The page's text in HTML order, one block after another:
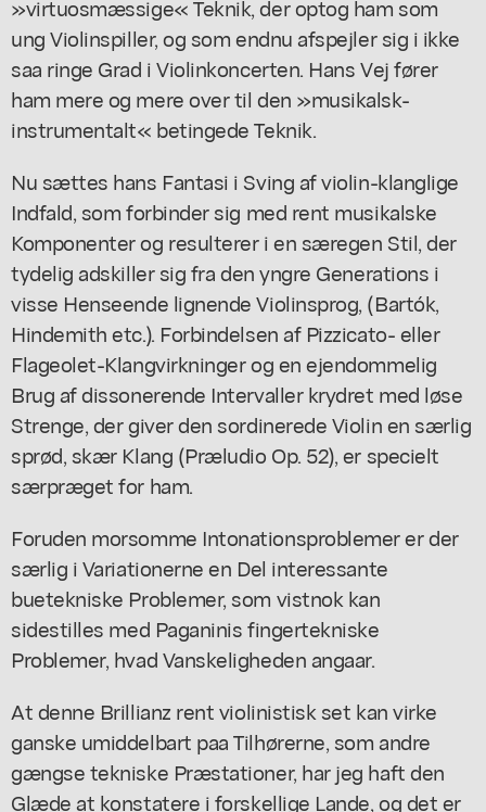
»virtuosmæssige« Teknik, der optog ham som
ung Violinspiller, og som endnu afspejler sig i ikke
saa ringe Grad i Violinkoncerten. Hans Vej fører
ham mere og mere over til den »musikalsk-
instrumentalt« betingede Teknik.
Nu sættes hans Fantasi i Sving af violin-klanglige
Indfald, som forbinder sig med rent musikalske
Komponenter og resulterer i en særegen Stil, der
tydelig adskiller sig fra den yngre Generations i
visse Henseende lignende Violinsprog, (Bartók,
Hindemith etc.). Forbindelsen af Pizzicato- eller
Flageolet-Klangvirkninger og en ejendommelig
Brug af dissonerende Intervaller krydret med løse
Strenge, der giver den sordinerede Violin en særlig
sprød, skær Klang (Præludio Op. 52), er specielt
særpræget for ham.
Foruden morsomme Intonationsproblemer er der
særlig i Variationerne en Del interessante
buetekniske Problemer, som vistnok kan
sidestilles med Paganinis fingertekniske
Problemer, hvad Vanskeligheden angaar.
At denne Brillianz rent violinistisk set kan virke
ganske umiddelbart paa Tilhørerne, som andre
gængse tekniske Præstationer, har jeg haft den
Glæde at konstatere i forskellige Lande, og det er